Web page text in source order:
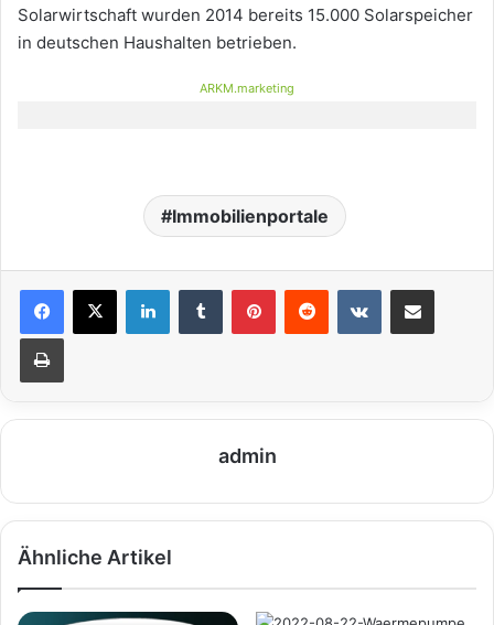
Solarwirtschaft wurden 2014 bereits 15.000 Solarspeicher
in deutschen Haushalten betrieben.
ARKM.marketing
Immobilienportale
admin
Ähnliche Artikel